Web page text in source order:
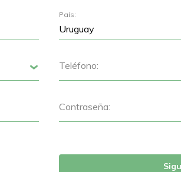
País:
Teléfono:
Contraseña: